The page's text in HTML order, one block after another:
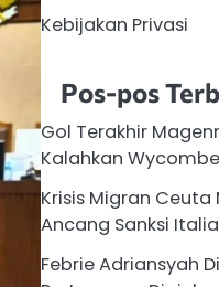
Kebijakan Privasi
Pos-pos
Gol Terakhir
Kalahkan
Krisis Migran
Ancang Sanksi Italia
Febrie Adriansyah